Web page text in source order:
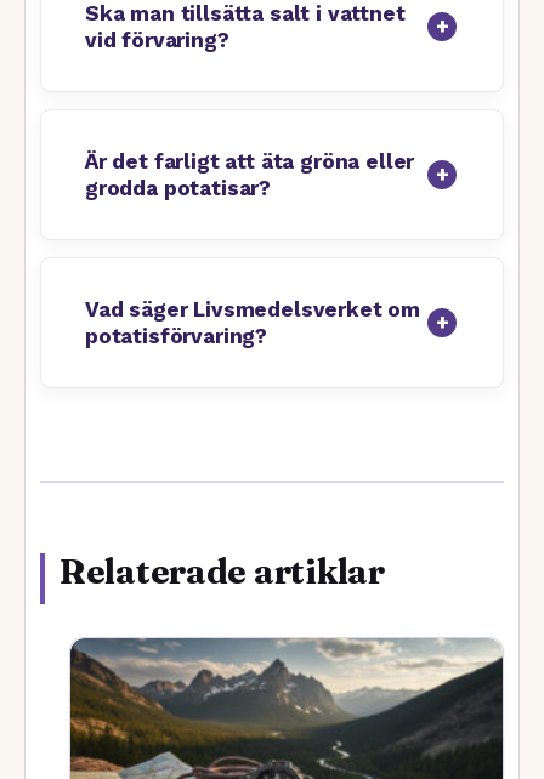
Ska man tillsätta salt i vattnet
vid förvaring?
Är det farligt att äta gröna eller
grodda potatisar?
Vad säger Livsmedelsverket om
potatisförvaring?
Relaterade artiklar